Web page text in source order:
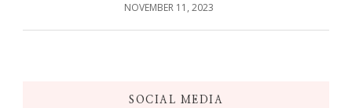
NOVEMBER 11, 2023
SOCIAL MEDIA